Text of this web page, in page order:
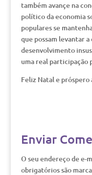
também avançe na
político da economia
populares se
que possam levantar
desenvolvimento
uma real participação
Feliz Natal e próspero
Enviar
O seu endereço de e-
obrigatórios são